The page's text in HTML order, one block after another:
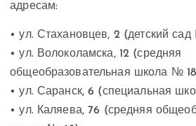
адресам:
• ул. Стахановцев, 2 (детский
• ул. Волоколамска, 12 (средняя
общеобразовательная школа №
• ул. Саранск, 6 (специальная
• ул. Каляева, 76 (средняя